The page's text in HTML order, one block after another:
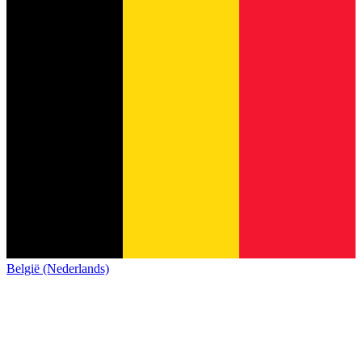
België (Nederlands)